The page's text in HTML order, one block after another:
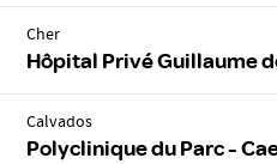
Cher
Hôpital Privé Guillaume
Calvados
Polyclinique du Parc -